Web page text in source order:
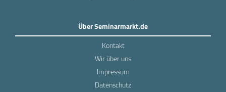
Über Seminarmarkt.de
Kontakt
Wir über uns
Impressum
Datenschutz